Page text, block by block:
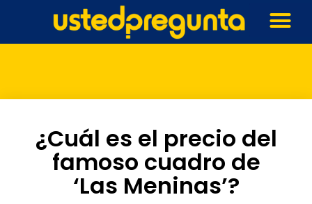
¿Cuál es el precio del
famoso cuadro de
‘Las Meninas’?